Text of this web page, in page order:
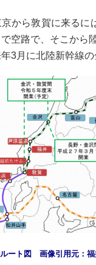
から敦賀に来るに
空路で、そこから
3月に北陸新幹線の
ート図 画像引用元：福